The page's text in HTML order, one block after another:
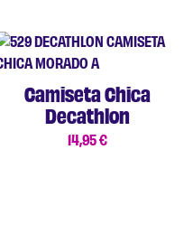
Camiseta Chica
Decathlon
14,95 €